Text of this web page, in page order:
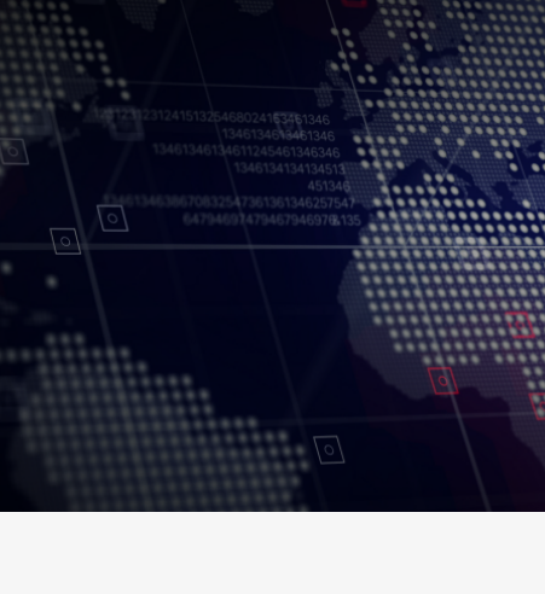
محفوظة. سياسة الخصوصية